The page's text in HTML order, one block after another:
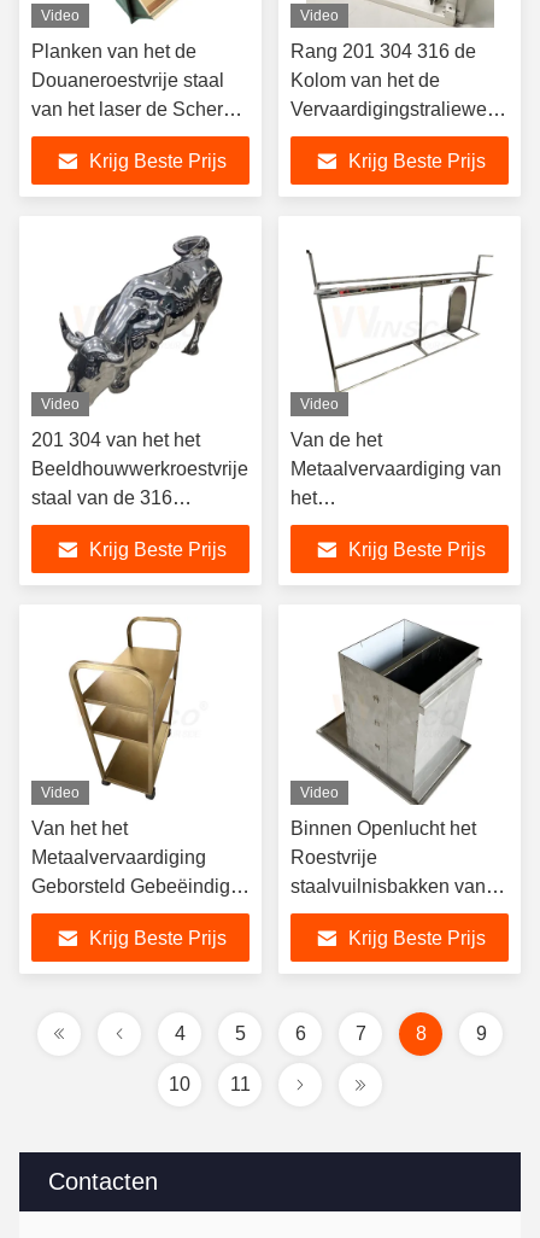
Contacten
Video
Planken van het de
Douaneroestvrije staal
van het laser de Scherpe
Metaal Vervaardiging
GeborsteldeKrijg Beste Prijs
Video
Rang 201 304 316 de
Kolom van het de
Vervaardigingstraliewerk
van het Roestvrij
staalmetaal voor
Trapomheining
Krijg Beste Prijs
Video
201 304 van het het
Beeldhouwwerkroestvrije
staal van de 316
Koevorm het
Metaalvervaardiging met
8k-Spiegel Surfcae
Krijg Beste Prijs
Video
Van de het
Metaalvervaardiging van
het
aanpassingsroestvrije
staal het Huishouden van
de het Metaalstructuur
Krijg Beste Prijs
Video
Van het het
Metaalvervaardiging
Geborsteld Gebeëindigd
Restaurant van het
titanium Gouden
Roestvrije staal de
Karretje
Krijg Beste Prijs
Video
Binnen Openlucht het
Roestvrije
staalvuilnisbakken van
de metaalvervaardiging
Krijg Beste Prijs
4 5 6 7 8 9
10 11